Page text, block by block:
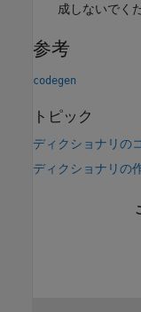
成しないでく
参考
codegen
トピック
ディクショナリの
ディクショナリの